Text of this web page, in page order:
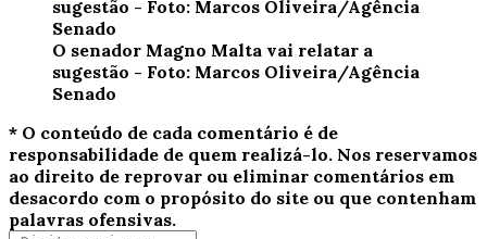
O senador Magno Malta vai relatar a
sugestão - Foto: Marcos Oliveira/Agência
Senado
* O conteúdo de cada comentário é de
responsabilidade de quem realizá-lo. Nos reservamos
ao direito de reprovar ou eliminar comentários em
desacordo com o propósito do site ou que contenham
palavras ofensivas.